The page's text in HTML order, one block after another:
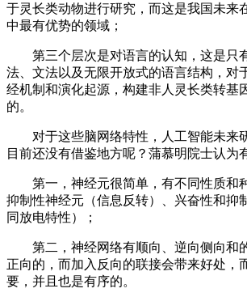
于灵长类动物进行研究，而这是我国未来
中最有优势的领域；
第三个层次是对语言的认知，这是只
法、文法以及无限开放式的语言结构，对
经机制和演化起源，构建非人灵长类转基
的。
对于这些脑网络特性，人工智能未来
目前还没有借鉴地方呢？蒲慕明院士认为
第一，神经元很简单，有不同性质和
抑制性神经元（信息反转）、兴奋性和抑
同放电特性）；
第二，神经网络有顺向、逆向侧向和
正向的，而加入反向的联接会带来好处，
要，并且也是有序的。